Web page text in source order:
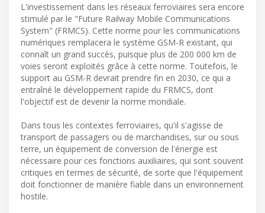
L'investissement dans les réseaux ferroviaires sera encore
stimulé par le "Future Railway Mobile Communications
System" (FRMCS). Cette norme pour les communications
numériques remplacera le système GSM-R existant, qui
connaît un grand succès, puisque plus de 200 000 km de
voies seront exploités grâce à cette norme. Toutefois, le
support au GSM-R devrait prendre fin en 2030, ce qui a
entraîné le développement rapide du FRMCS, dont
l'objectif est de devenir la norme mondiale.
Dans tous les contextes ferroviaires, qu'il s'agisse de
transport de passagers ou de marchandises, sur ou sous
terre, un équipement de conversion de l'énergie est
nécessaire pour ces fonctions auxiliaires, qui sont souvent
critiques en termes de sécurité, de sorte que l'équipement
doit fonctionner de manière fiable dans un environnement
hostile.